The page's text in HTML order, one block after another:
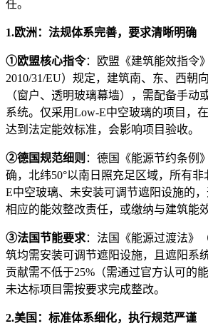
任。
1.欧洲：法规体系完善，要求清晰明确
①欧盟核心指令：欧盟《建筑能效指令
2010/31/EU）规定，建筑南、东、西朝
（窗户、透明玻璃幕墙），需配备手动
系统。仅采用Low-E中空玻璃的项目，
达到法定能效标准，会影响项目验收。
②德国规范细则 ：德国《能源节约条例
确，北纬50°以南日照充足区域，所有
E中空玻璃、未安装可调节遮阳设施的
相应的能效整改责任，或缴纳与建筑能
③法国节能要求：法国《能源过渡法》
筑均需安装可调节遮阳设施，且遮阳系
贡献需不低于25%（需通过官方认可的
未达标项目需按要求完成整改。
2.美国：标准体系细化，执行规范严谨